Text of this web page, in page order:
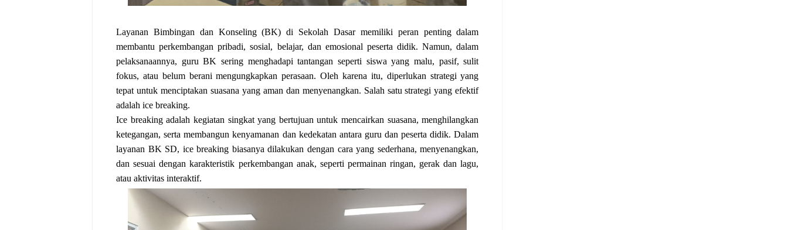
Layanan Bimbingan dan Konseling (BK) di Sekolah Dasar memiliki peran penting dalam
membantu perkembangan pribadi, sosial, belajar, dan emosional peserta didik. Namun, dalam
pelaksanaannya, guru BK sering menghadapi tantangan seperti siswa yang malu, pasif, sulit
fokus, atau belum berani mengungkapkan perasaan. Oleh karena itu, diperlukan strategi yang
tepat untuk menciptakan suasana yang aman dan menyenangkan. Salah satu strategi yang efektif
adalah ice breaking.
Ice breaking adalah kegiatan singkat yang bertujuan untuk mencairkan suasana, menghilangkan
ketegangan, serta membangun kenyamanan dan kedekatan antara guru dan peserta didik. Dalam
layanan BK SD, ice breaking biasanya dilakukan dengan cara yang sederhana, menyenangkan,
dan sesuai dengan karakteristik perkembangan anak, seperti permainan ringan, gerak dan lagu,
atau aktivitas interaktif.